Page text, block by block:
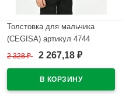
Толстовка для мальчика
(CEGISA) артикул 4744
размерный ряд 30/116-34/134
2 328₽ 2 267,18 ₽